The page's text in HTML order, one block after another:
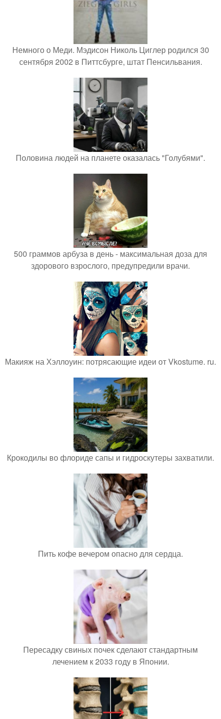
Немного о Меди. Мэдисон Николь Циглер родился 30
сентября 2002 в Питтсбурге, штат Пенсильвания.
Половина людей на планете оказалась "Голубями".
500 граммов арбуза в день - максимальная доза для
здорового взрослого, предупредили врачи.
Макияж на Хэллоуин: потрясающие идеи от Vkostume. ru.
Крокодилы во флориде сапы и гидроскутеры захватили.
Пить кофе вечером опасно для сердца.
Пересадку свиных почек сделают стандартным
лечением к 2033 году в Японии.